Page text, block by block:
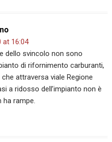
at 16:04
dello svincolo non sono
di rifornimento carburanti,
attraversa viale Regione
a ridosso dell’impianto non è
ha rampe.